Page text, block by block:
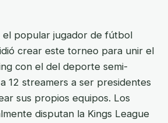
el popular jugador de fútbol
crear este torneo para unir el
con el del deporte semi-
12 streamers a ser presidentes
sus propios equipos. Los
disputan la Kings League